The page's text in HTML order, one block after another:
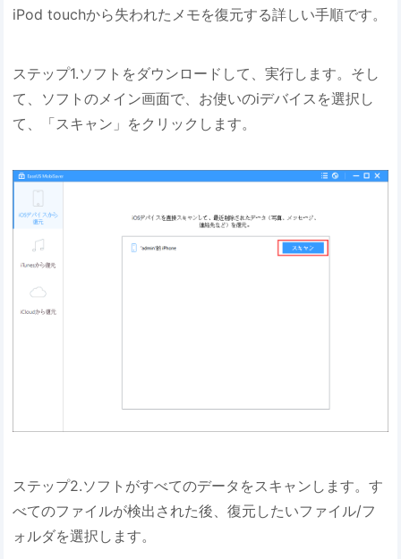
iPod touchから失われたメモを復元する詳しい手順です。
ステップ1.ソフトをダウンロードして、実行します。そし
て、ソフトのメイン画面で、お使いのiデバイスを選択し
て、「スキャン」をクリックします。
ステップ2.ソフトがすべてのデータをスキャンします。す
べてのファイルが検出された後、復元したいファイル/フ
ォルダを選択します。